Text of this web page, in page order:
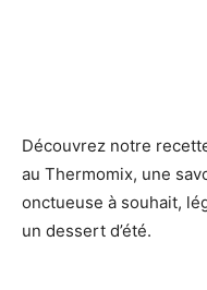
Découvrez notre
au Thermomix, une
onctueuse à souhait,
un dessert d’été.